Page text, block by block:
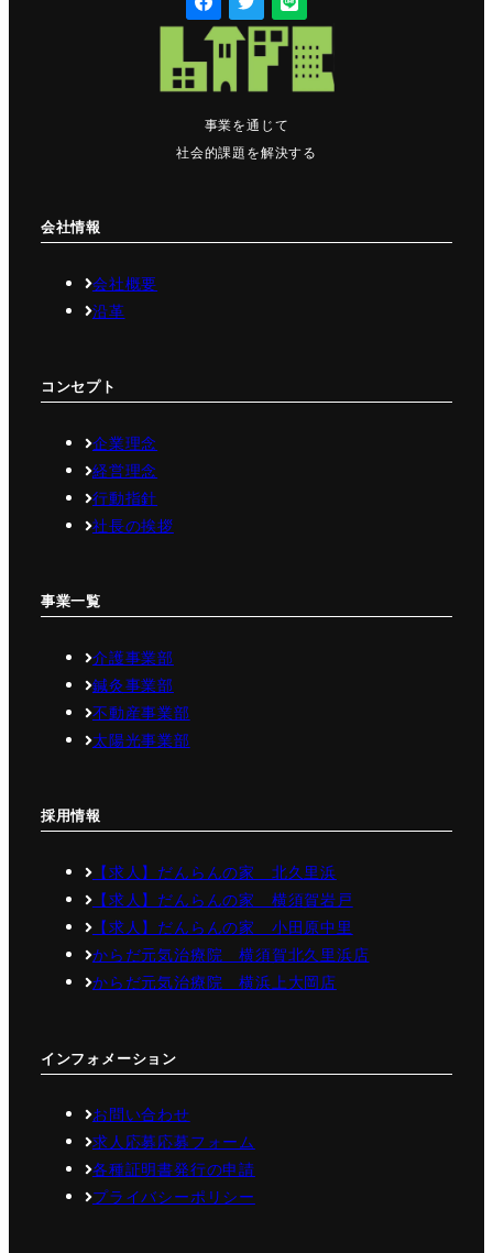
事業を通じて
社会的課題を解決する
会社情報
会社概要
沿革
コンセプト
企業理念
経営理念
行動指針
社長の挨拶
事業一覧
介護事業部
鍼灸事業部
不動産事業部
太陽光事業部
採用情報
【求人】だんらんの家 北久里浜
【求人】だんらんの家 横須賀岩戸
【求人】だんらんの家 小田原中里
からだ元気治療院 横須賀北久里浜店
からだ元気治療院 横浜上大岡店
インフォメーション
お問い合わせ
求人応募応募フォーム
各種証明書発行の申請
プライバシーポリシー